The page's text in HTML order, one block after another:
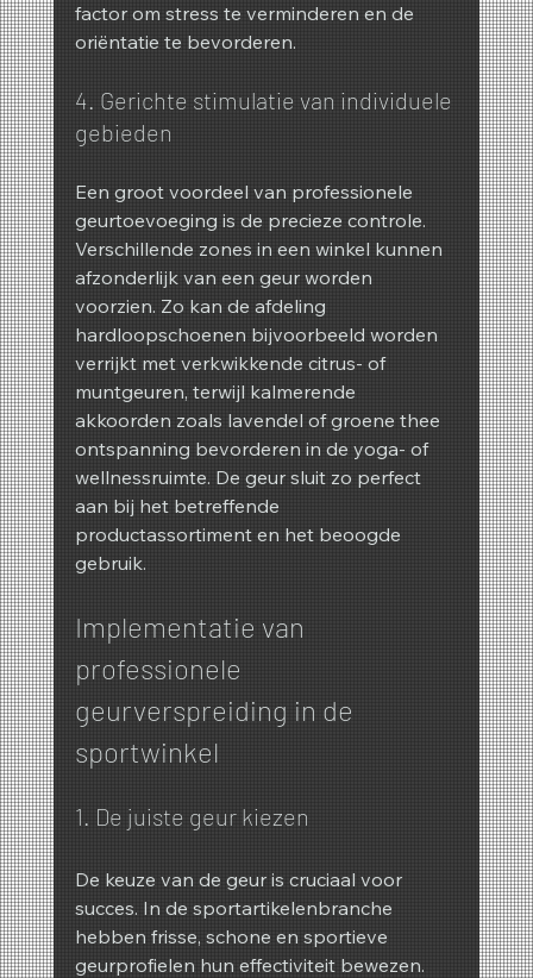
factor om stress te verminderen en de
oriëntatie te bevorderen.
4. Gerichte stimulatie van individuele
gebieden
Een groot voordeel van professionele
geurtoevoeging is de precieze controle.
Verschillende zones in een winkel kunnen
afzonderlijk van een geur worden
voorzien. Zo kan de afdeling
hardloopschoenen bijvoorbeeld worden
verrijkt met verkwikkende citrus- of
muntgeuren, terwijl kalmerende
akkoorden zoals lavendel of groene thee
ontspanning bevorderen in de yoga- of
wellnessruimte. De geur sluit zo perfect
aan bij het betreffende
productassortiment en het beoogde
gebruik.
Implementatie van
professionele
geurverspreiding in de
sportwinkel
1. De juiste geur kiezen
De keuze van de geur is cruciaal voor
succes. In de sportartikelenbranche
hebben frisse, schone en sportieve
geurprofielen hun effectiviteit bewezen.